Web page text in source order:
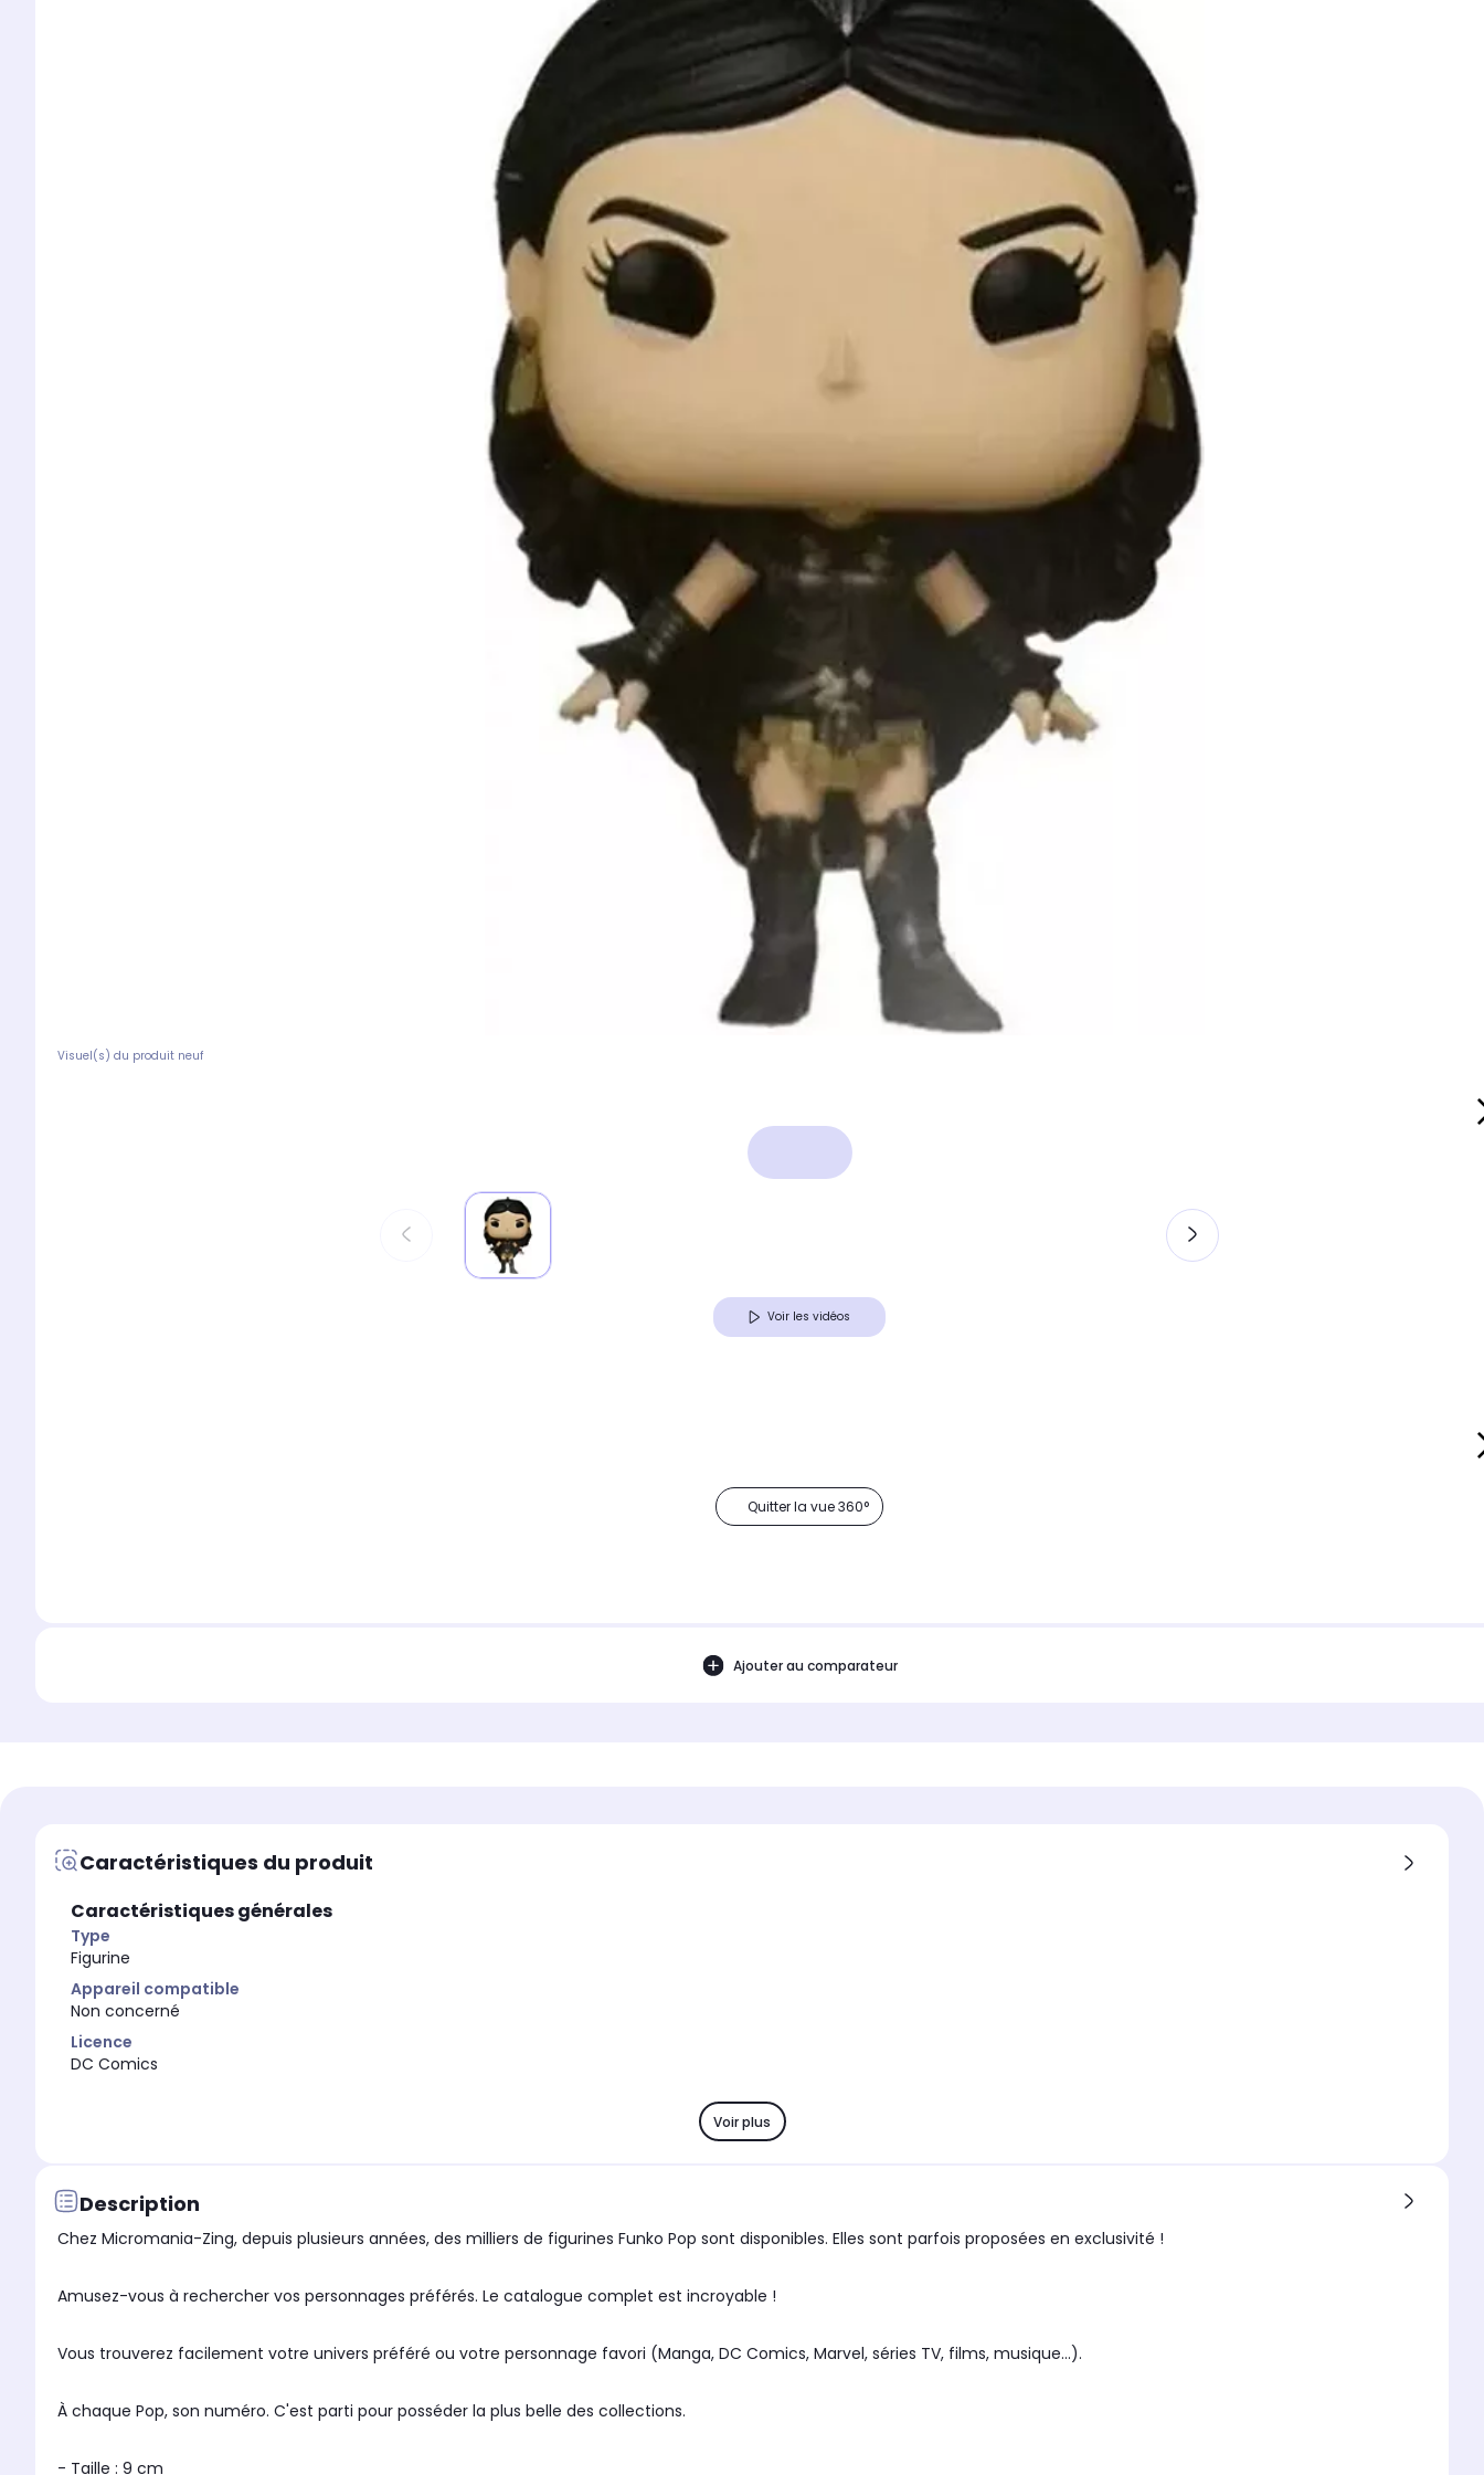
Visuel(s) du produit neuf
Voir les vidéos
Quitter la vue 360°
Ajouter au comparateur
Caractéristiques du produit
Caractéristiques générales
Type
Figurine
Appareil compatible
Non concerné
Licence
DC Comics
Voir plus
Description
Chez Micromania-Zing, depuis plusieurs années, des milliers de figurines Funko Pop sont disponibles. Elles sont parfois proposées en exclusivité !
Amusez-vous à rechercher vos personnages préférés. Le catalogue complet est incroyable !
Vous trouverez facilement votre univers préféré ou votre personnage favori (Manga, DC Comics, Marvel, séries TV, films, musique...).
À chaque Pop, son numéro. C'est parti pour posséder la plus belle des collections.
- Taille : 9 cm